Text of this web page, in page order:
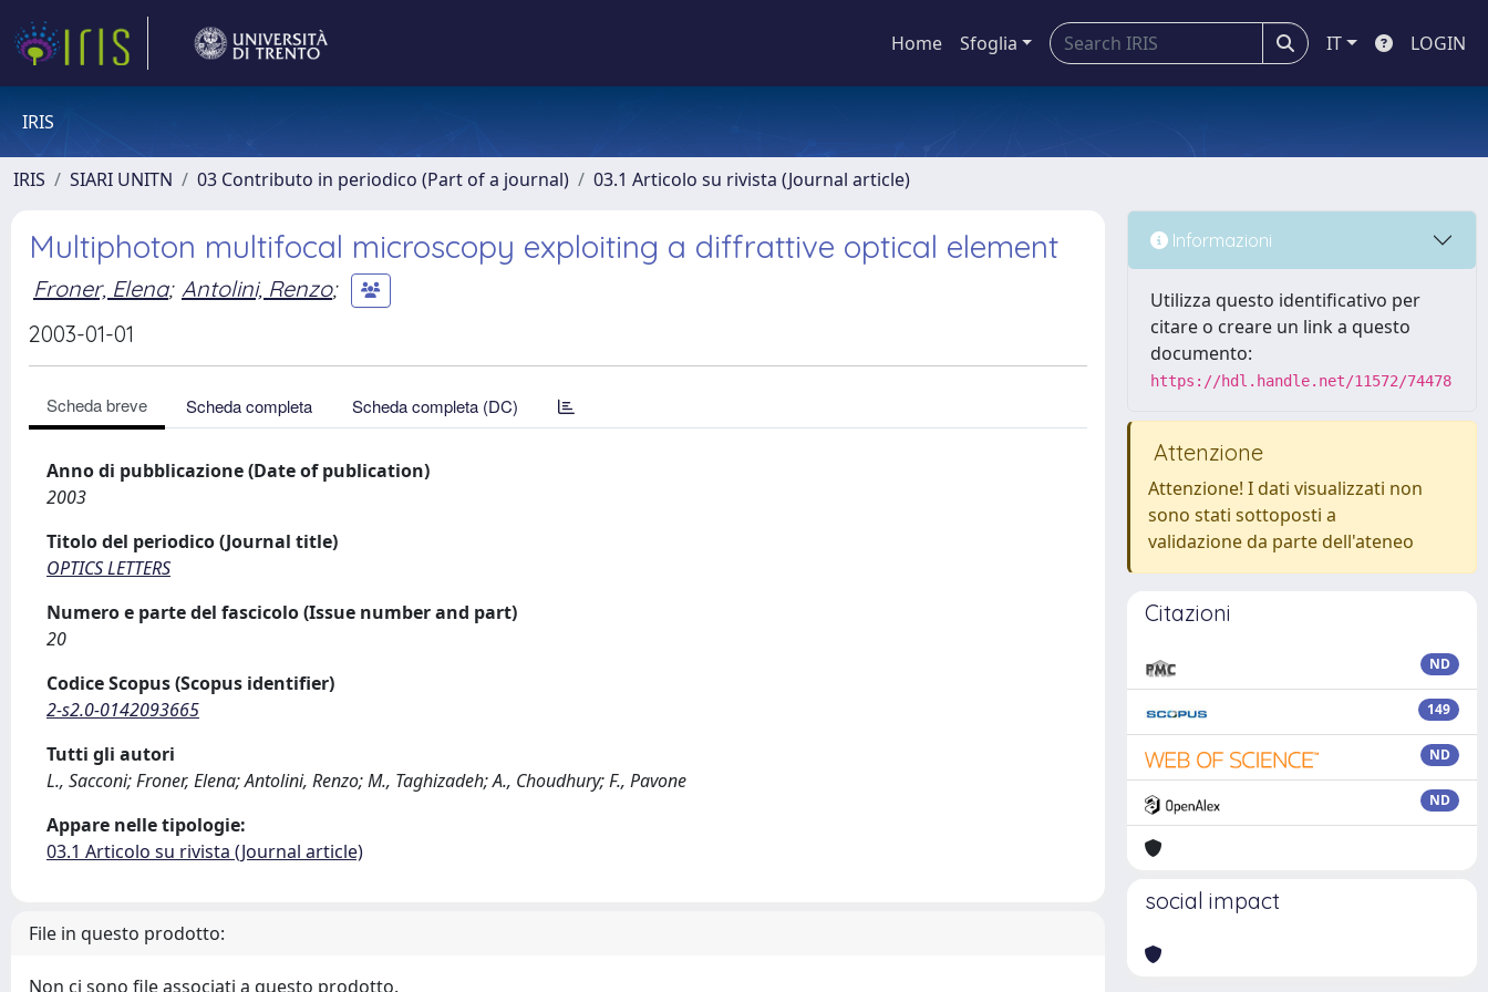
Home Sfoglia IT LOGIN
IRIS
IRIS SIARI UNITN 03 Contributo in periodico (Part of a journal) 03.1 Articolo su rivista (Journal article)
Multiphoton multifocal microscopy exploiting a diffrattive optical element
Froner, Elena; Antolini, Renzo;
2003-01-01
Scheda breve Scheda completa Scheda completa (DC)
Anno di pubblicazione (Date of publication)
2003
Titolo del periodico (Journal title)
OPTICS LETTERS
Numero e parte del fascicolo (Issue number and part)
20
Codice Scopus (Scopus identifier)
2-s2.0-0142093665
Tutti gli autori
L., Sacconi; Froner, Elena; Antolini, Renzo; M., Taghizadeh; A., Choudhury; F., Pavone
Appare nelle tipologie:
03.1 Articolo su rivista (Journal article)
File in questo prodotto:
Non ci sono file associati a questo prodotto.
Informazioni
Utilizza questo identificativo per
citare o creare un link a questo
documento:
https://hdl.handle.net/11572/74478
Attenzione
Attenzione! I dati visualizzati non
sono stati sottoposti a
validazione da parte dell'ateneo
Citazioni
ND
149
ND
ND
social impact